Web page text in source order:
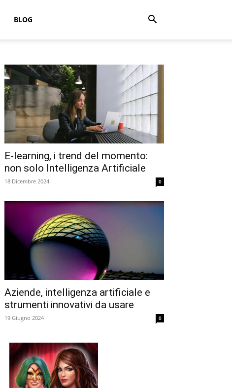
BLOG
E-learning, i trend del momento:
non solo Intelligenza Artificiale
18 Dicembre 2024 0
Aziende, intelligenza artificiale e
strumenti innovativi da usare
19 Giugno 2024 0